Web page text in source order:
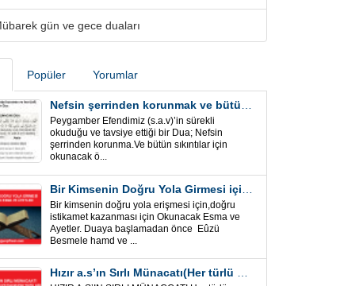
gün ve gece duaları
Popüler Yorumlar
Peygamber Efendimiz (s.a.v)’in sürekli
okuduğu ve tavsiye ettiği bir Dua; Nefsin
şerrinden korunma.Ve bütün sıkıntılar için
okunacak ö...
Bir kimsenin doğru yola erişmesi için,doğru
istikamet kazanması için Okunacak Esma ve
Ayetler. Duaya başlamadan önce Eûzü
Besmele hamd ve ...